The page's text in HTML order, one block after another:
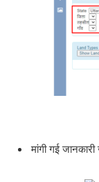
मांगी गई